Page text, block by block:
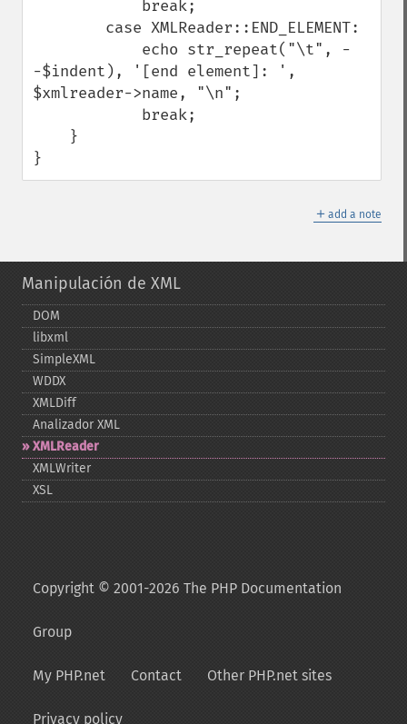
-$indent), '[end element]: ',
$xmlreader->name, "\n";
}
＋ add a note
Manipulación de XML
DOM
libxml
SimpleXML
WDDX
XMLDiff
Analizador XML
XMLReader
XMLWriter
XSL
Copyright © 2001-2026 The PHP Documentation
Group
My PHP.net Contact Other PHP.net sites
Privacy policy